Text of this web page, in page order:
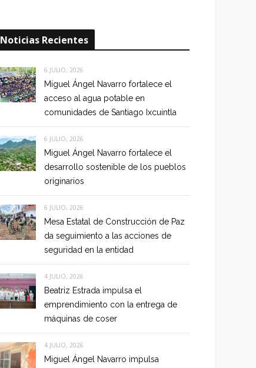
Noticias Recientes
6 JULIO, 2026
Miguel Ángel Navarro fortalece el
acceso al agua potable en
comunidades de Santiago Ixcuintla
6 JULIO, 2026
Miguel Ángel Navarro fortalece el
desarrollo sostenible de los pueblos
originarios
6 JULIO, 2026
Mesa Estatal de Construcción de Paz
da seguimiento a las acciones de
seguridad en la entidad
4 JULIO, 2026
Beatriz Estrada impulsa el
emprendimiento con la entrega de
máquinas de coser
4 JULIO, 2026
Miguel Ángel Navarro impulsa